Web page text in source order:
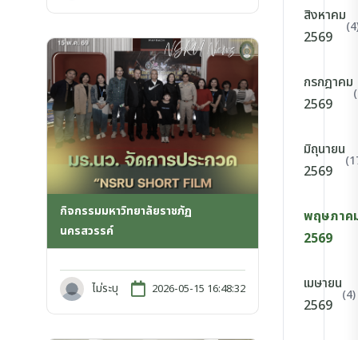
กิจกรรมมหาวิทยาลัยราชภัฏ
นครสวรรค์
ไม่ระบุ 2026-05-15 16:48:32
สิงหาคม
2569
กรกฎาคม
2569
มิถุนายน
2569
พฤษภาค
2569
เมษายน
2569
(4)